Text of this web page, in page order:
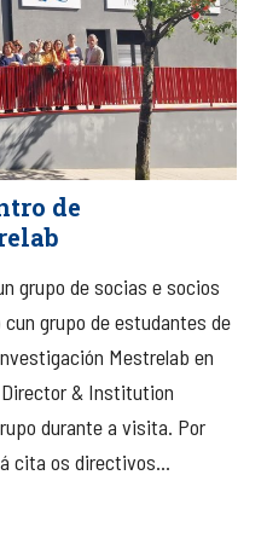
de
grupo de socias e socios
cun grupo de estudantes de
Mestrelab en
& Institution
durante a visita. Por
cita os directivos...